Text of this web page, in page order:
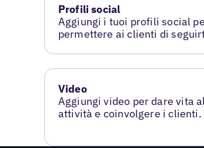
Profili social
Aggiungi i tuoi profili social
permettere ai clienti di
Video
Aggiungi video per dare vita
attività e coinvolgere i clienti.